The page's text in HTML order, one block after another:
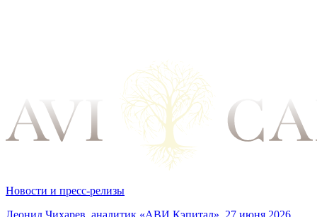
Новости и пресс-релизы
Леонид Чихарев, аналитик «АВИ Кэпитал», 27 июня 2026